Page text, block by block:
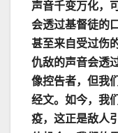
声音千变万化，
会透过基督徒的
甚至来自受过伤
仇敌的声音会透
像控告者，但我
经文。如今，我
疫，这正是敌人